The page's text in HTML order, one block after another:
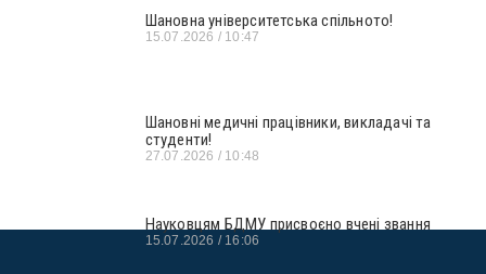
Шановна університетська спільното!
15.07.2026 10:47
Шановні медичні працівники, викладачі та
студенти!
27.07.2026 10:48
Науковцям БДМУ присвоєно вчені звання
15.07.2026 16:06